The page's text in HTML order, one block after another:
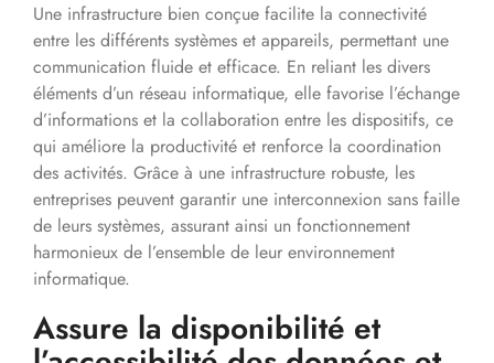
Une infrastructure bien conçue facilite la connectivité
entre les différents systèmes et appareils, permettant une
communication fluide et efficace. En reliant les divers
éléments d’un réseau informatique, elle favorise l’échange
d’informations et la collaboration entre les dispositifs, ce
qui améliore la productivité et renforce la coordination
des activités. Grâce à une infrastructure robuste, les
entreprises peuvent garantir une interconnexion sans faille
de leurs systèmes, assurant ainsi un fonctionnement
harmonieux de l’ensemble de leur environnement
informatique.
Assure la disponibilité et